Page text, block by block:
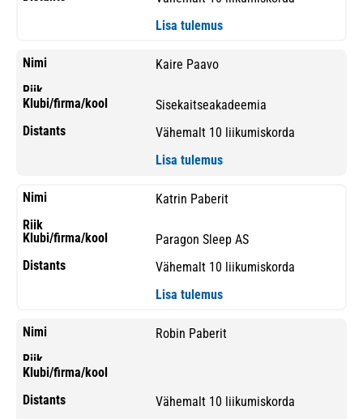
Lisa tulemus
Kaire Paavo
Sisekaitseakadeemia
Vähemalt 10 liikumiskorda
Lisa tulemus
Katrin Paberit
Paragon Sleep AS
Vähemalt 10 liikumiskorda
Lisa tulemus
Robin Paberit
Vähemalt 10 liikumiskorda